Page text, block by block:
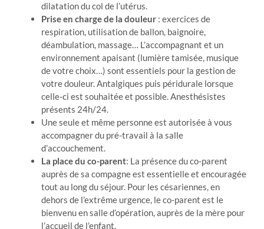
dilatation du col de l’utérus.
Prise en charge de la douleur : exercices de
respiration, utilisation de ballon, baignoire,
déambulation, massage… L’accompagnant et un
environnement apaisant (lumière tamisée, musique
de votre choix…) sont essentiels pour la gestion de
votre douleur. Antalgiques puis péridurale lorsque
celle-ci est souhaitée et possible. Anesthésistes
présents 24h/24.
Une seule et même personne est autorisée à vous
accompagner du pré-travail à la salle
d’accouchement.
La place du co-parent: La présence du co-parent
auprès de sa compagne est essentielle et encouragée
tout au long du séjour. Pour les césariennes, en
dehors de l’extrême urgence, le co-parent est le
bienvenu en salle d’opération, auprès de la mère pour
l’accueil de l’enfant.